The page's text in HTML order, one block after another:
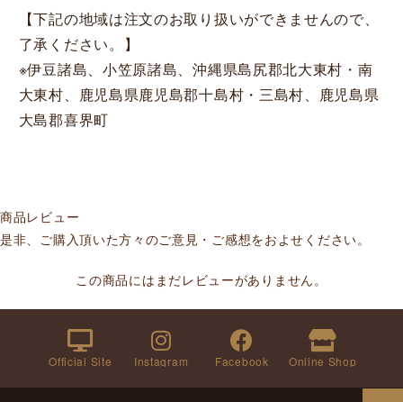
【下記の地域は注文のお取り扱いができませんので、
了承ください。】
※伊豆諸島、小笠原諸島、沖縄県島尻郡北大東村・南
大東村、鹿児島県鹿児島郡十島村・三島村、鹿児島県
大島郡喜界町
商品レビュー
是非、ご購入頂いた方々のご意見・ご感想をおよせください。
この商品にはまだレビューがありません。
Official Site Instagram Facebook Online Shop